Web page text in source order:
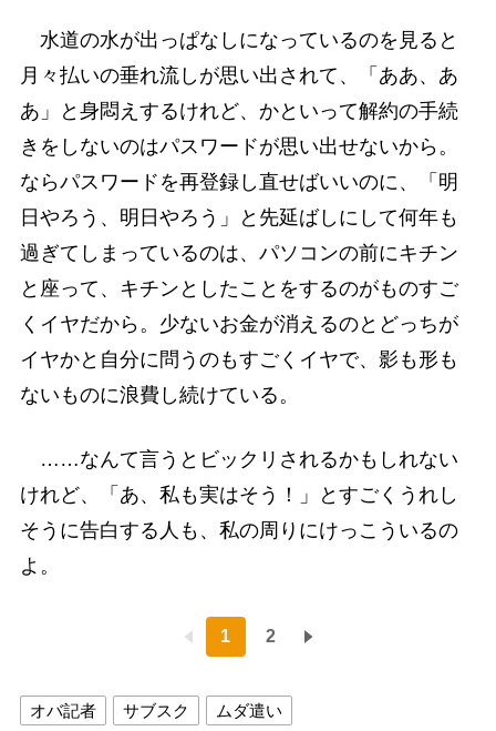
水道の水が出っぱなしになっているのを見ると
月々払いの垂れ流しが思い出されて、「ああ、あ
あ」と身悶えするけれど、かといって解約の手続
きをしないのはパスワードが思い出せないから。
ならパスワードを再登録し直せばいいのに、「明
日やろう、明日やろう」と先延ばしにして何年も
過ぎてしまっているのは、パソコンの前にキチン
と座って、キチンとしたことをするのがものすご
くイヤだから。少ないお金が消えるのとどっちが
イヤかと自分に問うのもすごくイヤで、影も形も
ないものに浪費し続けている。
……なんて言うとビックリされるかもしれない
けれど、「あ、私も実はそう！」とすごくうれし
そうに告白する人も、私の周りにけっこういるの
よ。
1 2
オバ記者 サブスク ムダ遣い